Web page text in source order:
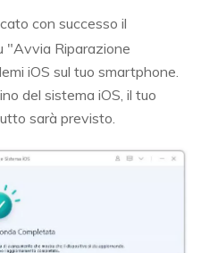
con successo il
"Avvia Riparazione
iOS sul tuo smartphone.
del sistema iOS, il tuo
sarà previsto.